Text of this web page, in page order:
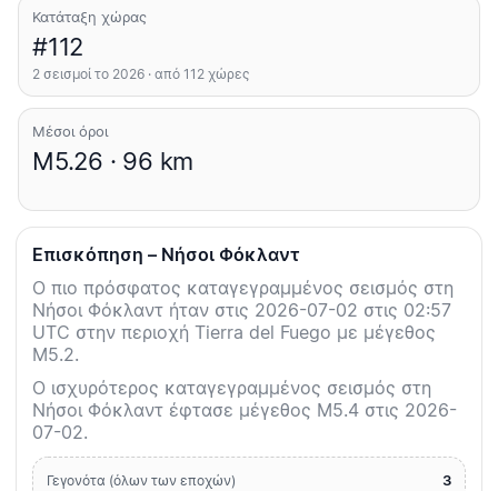
Κατάταξη χώρας
#112
2 σεισμοί το 2026 · από 112 χώρες
Μέσοι όροι
M5.26 · 96 km
Επισκόπηση – Νήσοι Φόκλαντ
Ο πιο πρόσφατος καταγεγραμμένος σεισμός στη
Νήσοι Φόκλαντ ήταν στις 2026-07-02 στις 02:57
UTC στην περιοχή Tierra del Fuego με μέγεθος
M5.2.
Ο ισχυρότερος καταγεγραμμένος σεισμός στη
Νήσοι Φόκλαντ έφτασε μέγεθος M5.4 στις 2026-
07-02.
Γεγονότα (όλων των εποχών) 3